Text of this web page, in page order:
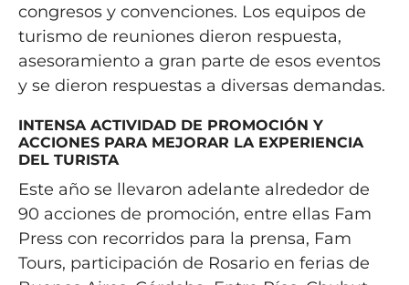
congresos y convenciones. Los equipos de
turismo de reuniones dieron respuesta,
asesoramiento a gran parte de esos eventos
y se dieron respuestas a diversas demandas.
INTENSA ACTIVIDAD DE PROMOCIÓN Y
ACCIONES PARA MEJORAR LA EXPERIENCIA
DEL TURISTA
Este año se llevaron adelante alrededor de
90 acciones de promoción, entre ellas Fam
Press con recorridos para la prensa, Fam
Tours, participación de Rosario en ferias de